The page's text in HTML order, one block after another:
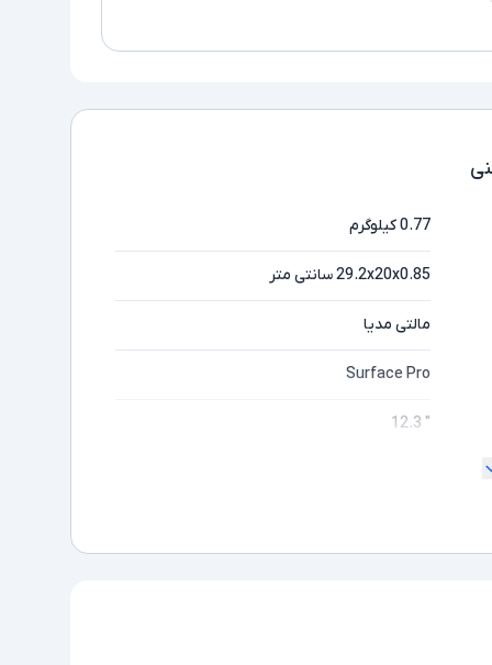
0.77 کیلوگرم
29.2x20x0.85 سانتی متر
مالتی مدیا
Surface Pro
" 12.3